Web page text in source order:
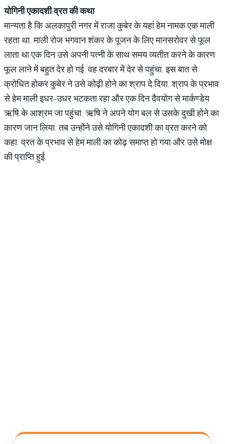
योगिनीएकादशीव्रतकीकथा
मान्यता है कि अलकापुरी नगर में राजा कुबेर के यहां हेम नामक एक माली
रहता था. माली रोज भगवान शंकर के पूजन के लिए मानसरोवर से फूल
लाता था.एक दिन उसे अपनी पत्नी के साथ समय व्यतीत करने के कारण
फूल लाने में बहुत देर हो गई. वह दरबार में देर से पहुंचा. इस बात से
क्रोधित होकर कुबेर ने उसे कोढ़ी होने का श्राप दे दिया. श्राप के प्रभाव
से हेम माली इधर-उधर भटकता रहा और एक दिन दैवयोग से मार्कण्डेय
ऋषि के आश्रम जा पहुंचा. ऋषि ने अपने योग बल से उसके दुखी होने का
कारण जान लिया. तब उन्होंने उसे योगिनी एकादशी का व्रत करने को
कहा. व्रत के प्रभाव से हेम माली का कोढ़ समाप्त हो गया और उसे मोक्ष
की प्राप्ति हुई.